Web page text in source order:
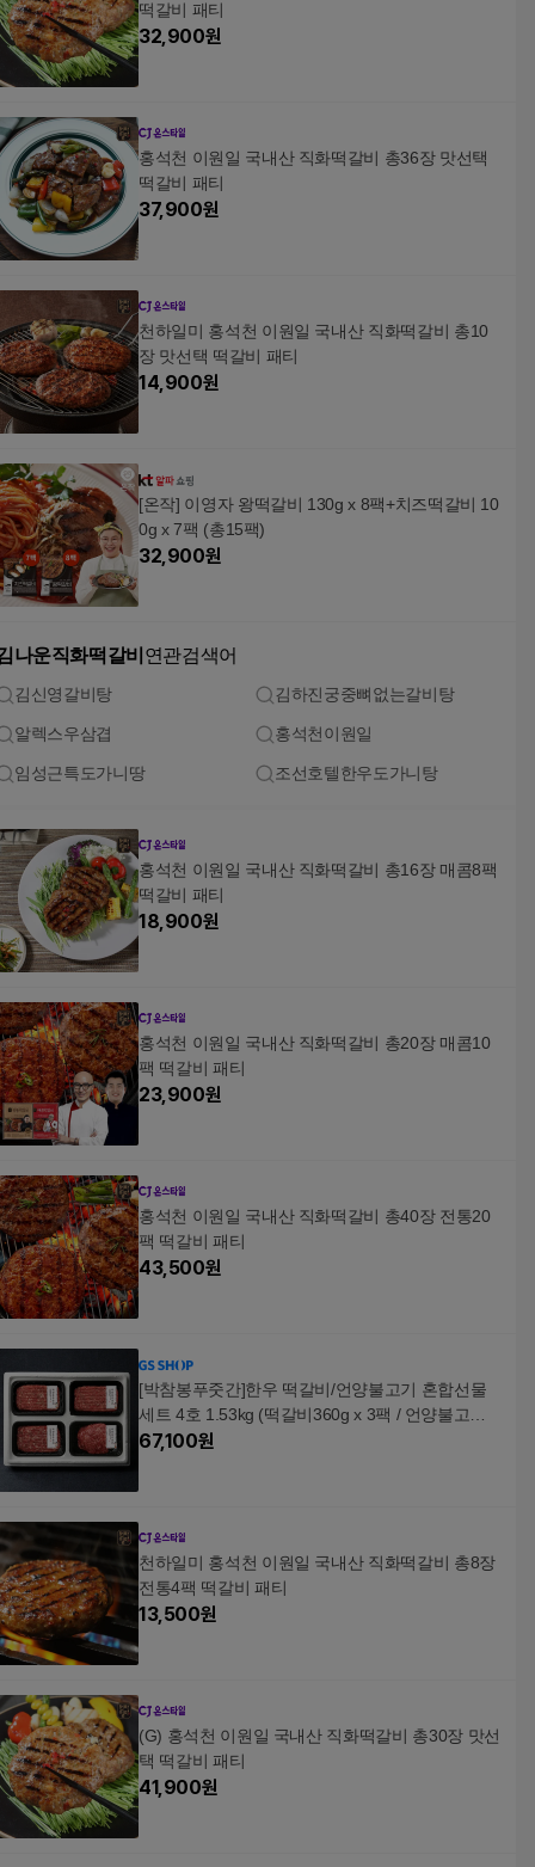
떡갈비 패티
32,900원
홍석천 이원일 국내산 직화떡갈비 총36장 맛선택
떡갈비 패티
37,900원
천하일미 홍석천 이원일 국내산 직화떡갈비 총10
장 맛선택 떡갈비 패티
14,900원
[온작] 이영자 왕떡갈비 130g x 8팩+치즈떡갈비 10
0g x 7팩 (총15팩)
32,900원
나운직화떡갈비 연관검색어
김신영갈비탕 김하진궁중뼈없는갈비탕
알렉스우삼겹 홍석천이원일
임성근특도가니땅 조선호텔한우도가니탕
홍석천 이원일 국내산 직화떡갈비 총16장 매콤8팩
떡갈비 패티
18,900원
홍석천 이원일 국내산 직화떡갈비 총20장 매콤10
팩 떡갈비 패티
23,900원
홍석천 이원일 국내산 직화떡갈비 총40장 전통20
팩 떡갈비 패티
43,500원
[박참봉푸줏간]한우 떡갈비/언양불고기 혼합선물
세트 4호 1.53kg (떡갈비360g x 3팩 / 언양불고기4
50g x 1팩)
67,100원
천하일미 홍석천 이원일 국내산 직화떡갈비 총8장
전통4팩 떡갈비 패티
13,500원
(G) 홍석천 이원일 국내산 직화떡갈비 총30장 맛선
택 떡갈비 패티
41,900원